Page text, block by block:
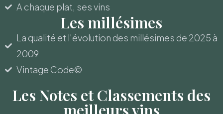
A chaque plat, ses vins
Les millésimes
La qualité et l'évolution des millésimes de 2025 à
2009
Vintage Code©
Les Notes et Classements des
meilleurs vins